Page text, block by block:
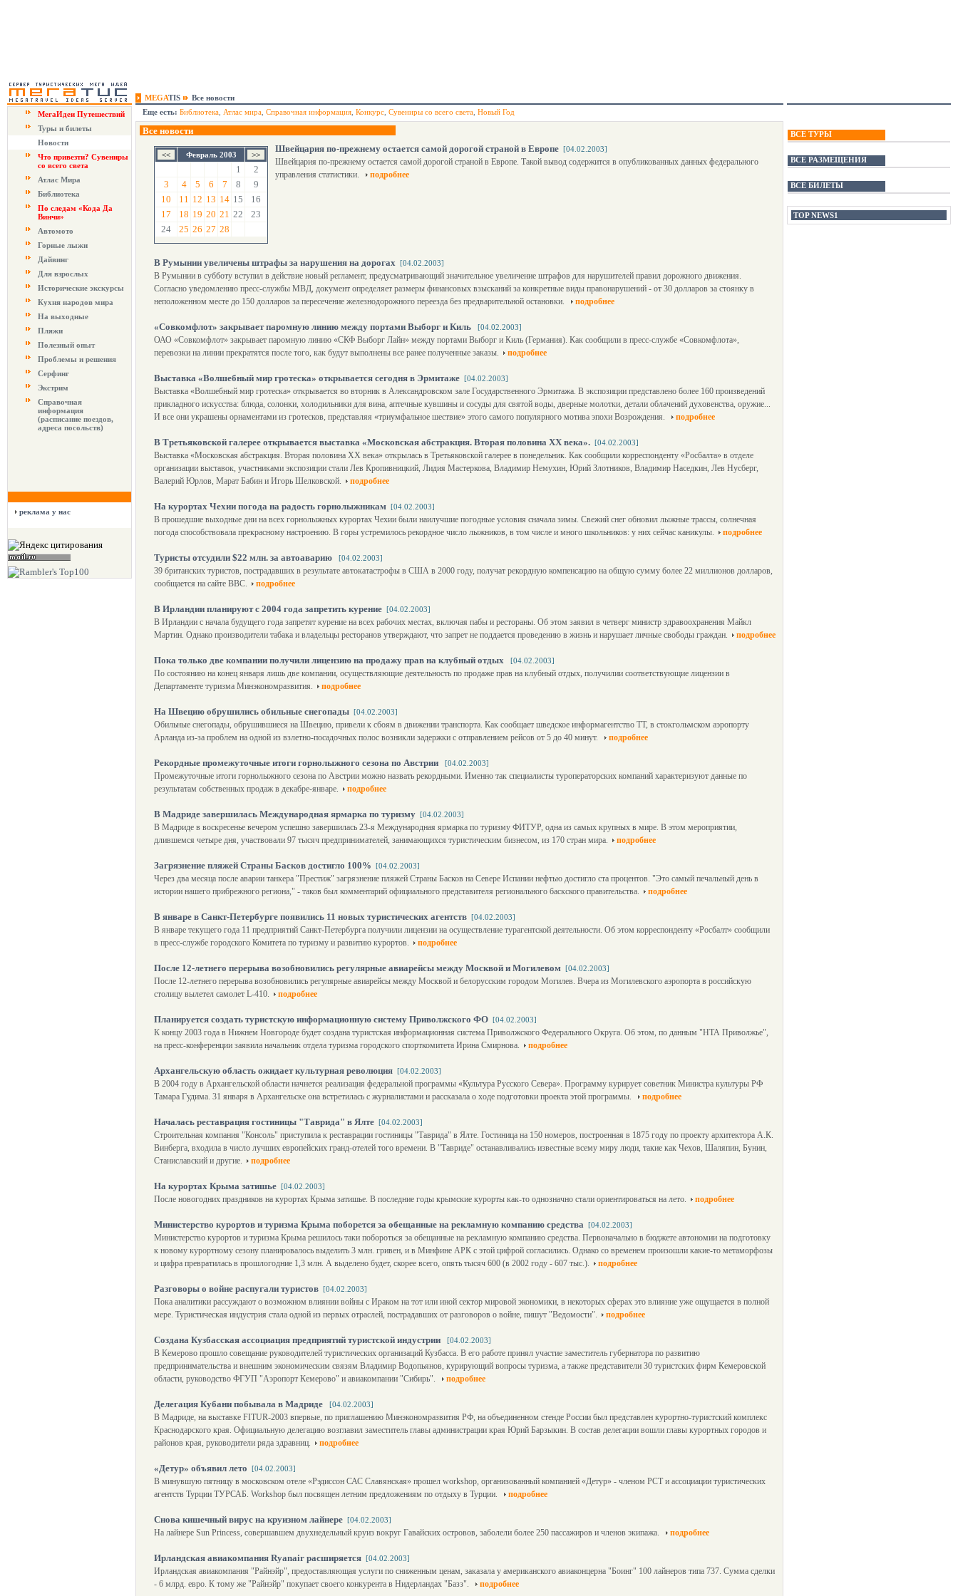
MEGATIS
Все новости
МегаИдеи Путешествий
Туры и билеты
Новости
Что привезти? Сувениры
со всего света
Атлас Мира
Библиотека
По следам «Кода Да
Винчи»
Автомото
Горные лыжи
Дайвинг
Для взрослых
Исторические экскурсы
Кухня народов мира
На выходные
Пляжи
Полезный опыт
Проблемы и решения
Серфинг
Экстрим
Справочная
информация
(расписание поездов,
адреса посольств)
реклама у нас
Еще есть: Библиотека Атлас мира Справочная информация Конкурс Сувениры со всего света Новый Год
Все новости
Февраль 2003
1
2
3
4 5 6 7 8
9
10
11 12 13 14 15
16
17
18 19 20 21 22
23
24
25 26 27 28
Швейцария по-прежнему остается самой дорогой страной в Европе [04.02.2003]
Швейцария по-прежнему остается самой дорогой страной в Европе. Такой вывод содержится в опубликованных данных федерального
управления статистики.
подробнее
В Румынии увеличены штрафы за нарушения на дорогах [04.02.2003]
В Румынии в субботу вступил в действие новый регламент, предусматривающий значительное увеличение штрафов для нарушителей правил дорожного движения.
Согласно уведомлению пресс-службы МВД, документ определяет размеры финансовых взысканий за конкретные виды правонарушений - от 30 долларов за стоянку в
неположенном месте до 150 долларов за пересечение железнодорожного переезда без предварительной остановки.
подробнее
«Совкомфлот» закрывает паромную линию между портами Выборг и Киль [04.02.2003]
ОАО «Совкомфлот» закрывает паромную линию «СКФ Выборг Лайн» между портами Выборг и Киль (Германия). Как сообщили в пресс-службе «Совкомфлота»,
перевозки на линии прекратятся после того, как будут выполнены все ранее полученные заказы.
подробнее
Выставка «Волшебный мир гротеска» открывается сегодня в Эрмитаже [04.02.2003]
Выставка «Волшебный мир гротеска» открывается во вторник в Александровском зале Государственного Эрмитажа. В экспозиции представлено более 160 произведений
прикладного искусства: блюда, солонки, холодильники для вина, аптечные кувшины и сосуды для святой воды, дверные молотки, детали облачений духовенства, оружие...
И все они украшены орнаментами из гротесков, представляя «триумфальное шествие» этого самого популярного мотива эпохи Возрождения.
подробнее
В Третьяковской галерее открывается выставка «Московская абстракция. Вторая половина ХХ века». [04.02.2003]
Выставка «Московская абстракция. Вторая половина ХХ века» открылась в Третьяковской галерее в понедельник. Как сообщили корреспонденту «Росбалта» в отделе
организации выставок, участниками экспозиции стали Лев Кропивницкий, Лидия Мастеркова, Владимир Немухин, Юрий Злотников, Владимир Наседкин, Лев Нусберг,
Валерий Юрлов, Марат Бабин и Игорь Шелковской.
подробнее
На курортах Чехии погода на радость горнолыжникам [04.02.2003]
В прошедшие выходные дни на всех горнолыжных курортах Чехии были наилучшие погодные условия сначала зимы. Свежий снег обновил лыжные трассы, солнечная
погода способствовала прекрасному настроению. В горы устремилось рекордное число лыжников, в том числе и много школьников: у них сейчас каникулы.
подробнее
Туристы отсудили $22 млн. за автоаварию [04.02.2003]
39 британских туристов, пострадавших в результате автокатастрофы в США в 2000 году, получат рекордную компенсацию на общую сумму более 22 миллионов долларов,
сообщается на сайте BBC.
подробнее
В Ирландии планируют с 2004 года запретить курение [04.02.2003]
В Ирландии с начала будущего года запретят курение на всех рабочих местах, включая пабы и рестораны. Об этом заявил в четверг министр здравоохранения Майкл
Мартин. Однако производители табака и владельцы ресторанов утверждают, что запрет не поддается проведению в жизнь и нарушает личные свободы граждан.
подробнее
Пока только две компании получили лицензию на продажу прав на клубный отдых [04.02.2003]
По состоянию на конец января лишь две компании, осуществляющие деятельность по продаже прав на клубный отдых, получилии соответствующие лицензии в
Департаменте туризма Минэкономразвития.
подробнее
На Швецию обрушились обильные снегопады [04.02.2003]
Обильные снегопады, обрушившиеся на Швецию, привели к сбоям в движении транспорта. Как сообщает шведское информагентство ТТ, в стокгольмском аэропорту
Арланда из-за проблем на одной из взлетно-посадочных полос возникли задержки с отправлением рейсов от 5 до 40 минут.
подробнее
Рекордные промежуточные итоги горнолыжного сезона по Австрии [04.02.2003]
Промежуточные итоги горнолыжного сезона по Австрии можно назвать рекордными. Именно так специалисты туроператорских компаний характеризуют данные по
результатам собственных продаж в декабре-январе.
подробнее
В Мадриде завершилась Международная ярмарка по туризму [04.02.2003]
В Мадриде в воскресенье вечером успешно завершилась 23-я Международная ярмарка по туризму ФИТУР, одна из самых крупных в мире. В этом мероприятии,
длившемся четыре дня, участвовали 97 тысяч предпринимателей, занимающихся туристическим бизнесом, из 170 стран мира.
подробнее
Загрязнение пляжей Страны Басков достигло 100% [04.02.2003]
Через два месяца после аварии танкера "Престиж" загрязнение пляжей Страны Басков на Севере Испании нефтью достигло ста процентов. "Это самый печальный день в
истории нашего прибрежного региона," - таков был комментарий официального представителя регионального баскского правительства.
подробнее
В январе в Санкт-Петербурге появились 11 новых туристических агентств [04.02.2003]
В январе текущего года 11 предприятий Санкт-Петербурга получили лицензии на осуществление турагентской деятельности. Об этом корреспонденту «Росбалт» сообщили
в пресс-службе городского Комитета по туризму и развитию курортов.
подробнее
После 12-летнего перерыва возобновились регулярные авиарейсы между Москвой и Могилевом [04.02.2003]
После 12-летнего перерыва возобновились регулярные авиарейсы между Москвой и белорусским городом Могилев. Вчера из Могилевского аэропорта в российскую
столицу вылетел самолет L-410.
подробнее
Планируется создать туристскую информационную систему Приволжского ФО [04.02.2003]
К концу 2003 года в Нижнем Новгороде будет создана туристская информационная система Приволжского Федерального Округа. Об этом, по данным "НТА Приволжье",
на пресс-конференции заявила начальник отдела туризма городского спорткомитета Ирина Смирнова.
подробнее
Архангельскую область ожидает культурная революция [04.02.2003]
В 2004 году в Архангельской области начнется реализация федеральной программы «Культура Русского Севера». Программу курирует советник Министра культуры РФ
Тамара Гудима. 31 января в Архангельске она встретилась с журналистами и рассказала о ходе подготовки проекта этой программы.
подробнее
Началась реставрация гостиницы "Таврида" в Ялте [04.02.2003]
Строительная компания "Консоль" приступила к реставрации гостиницы "Таврида" в Ялте. Гостиница на 150 номеров, построенная в 1875 году по проекту архитектора А.К.
Винберга, входила в число лучших европейских гранд-отелей того времени. В "Тавриде" останавливались известные всему миру люди, такие как Чехов, Шаляпин, Бунин,
Станиславский и другие.
подробнее
На курортах Крыма затишье [04.02.2003]
После новогодних праздников на курортах Крыма затишье. В последние годы крымские курорты как-то однозначно стали ориентироваться на лето. подробнее
Министерство курортов и туризма Крыма поборется за обещанные на рекламную компанию средства [04.02.2003]
Министерство курортов и туризма Крыма решилось таки побороться за обещанные на рекламную компанию средства. Первоначально в бюджете автономии на подготовку
к новому курортному сезону планировалось выделить 3 млн. гривен, и в Минфине АРК с этой цифрой согласились. Однако со временем произошли какие-то метаморфозы
и цифра превратилась в прошлогодние 1,3 млн. А выделено будет, скорее всего, опять тысяч 600 (в 2002 году - 607 тыс.).
подробнее
Разговоры о войне распугали туристов [04.02.2003]
Пока аналитики рассуждают о возможном влиянии войны с Ираком на тот или иной сектор мировой экономики, в некоторых сферах это влияние уже ощущается в полной
мере. Туристическая индустрия стала одной из первых отраслей, пострадавших от разговоров о войне, пишут "Ведомости".
подробнее
Создана Кузбасская ассоциация предприятий туристской индустрии [04.02.2003]
В Кемерово прошло совещание руководителей туристических организаций Кузбасса. В его работе принял участие заместитель губернатора по развитию
предпринимательства и внешним экономическим связям Владимир Водопьянов, курирующий вопросы туризма, а также представители 30 туристских фирм Кемеровской
области, руководство ФГУП "Аэропорт Кемерово" и авиакомпании "Сибирь".
подробнее
Делегация Кубани побывала в Мадриде [04.02.2003]
В Мадриде, на выставке FITUR-2003 впервые, по приглашению Минэкономразвития РФ, на объединенном стенде России был представлен курортно-туристский комплекс
Краснодарского края. Официальную делегацию возглавил заместитель главы администрации края Юрий Барзыкин. В состав делегации вошли главы курортных городов и
районов края, руководители ряда здравниц.
подробнее
«Детур» объявил лето [04.02.2003]
В минувшую пятницу в московском отеле «Рэдиссон САС Славянская» прошел workshop, организованный компанией «Детур» - членом РСТ и ассоциации туристических
агентств Турции ТУРСАБ. Workshop был посвящен летним предложениям по отдыху в Турции.
подробнее
Снова кишечный вирус на круизном лайнере [04.02.2003]
На лайнере Sun Princess, совершавшем двухнедельный круиз вокруг Гавайских островов, заболели более 250 пассажиров и членов экипажа. подробнее
Ирландская авиакомпания Ryanair расширяется [04.02.2003]
Ирландская авиакомпания "Райнэйр", предоставляющая услуги по сниженным ценам, заказала у американского авиаконцерна "Боинг" 100 лайнеров типа 737. Сумма сделки
- 6 млрд. евро. К тому же "Райнэйр" покупает своего конкурента в Нидерландах "Базз".
подробнее
ВСЕ ТУРЫ
ВСЕ РАЗМЕЩЕНИЯ
ВСЕ БИЛЕТЫ
TOP NEWS1